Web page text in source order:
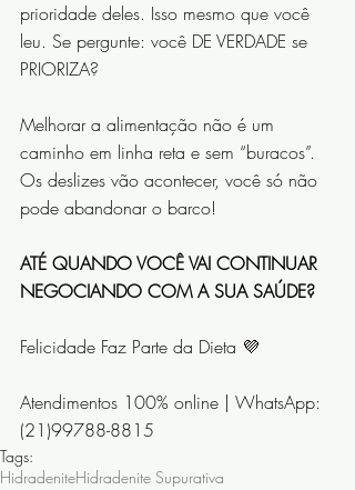
prioridade deles. Isso mesmo que você
leu. Se pergunte: você DE VERDADE se
PRIORIZA?
Melhorar a alimentação não é um
caminho em linha reta e sem “buracos”.
Os deslizes vão acontecer, você só não
pode abandonar o barco!
ATÉ QUANDO VOCÊ VAI CONTINUAR
NEGOCIANDO COM A SUA SAÚDE?
Felicidade Faz Parte da Dieta 💜
Atendimentos 100% online | WhatsApp:
(21)99788-8815
Tags:
HidradeniteHidradenite Supurativa